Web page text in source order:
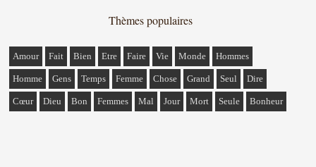
Thèmes populaires
Amour Fait Bien Etre Faire Vie Monde Hommes
Homme Gens Temps Femme Chose Grand Seul Dire
Cœur Dieu Bon Femmes Mal Jour Mort Seule Bonheur